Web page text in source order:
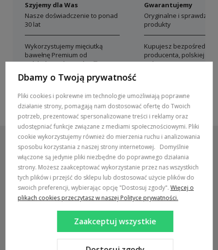
Szyjemy dla Was
Nasze doświadczenie to ponad
30 lat
Wykorzystujemy mięciutką
bawełnę Premium od
polskich producentów
Gwarantujemy
Oryginalne i sprawdzone
produkty
Kupujesz bezpośrednio
producenta, polskiej
Dolce Sonno
POMOC / ZAMÓWIENIA
MARKI
Dbamy o Twoją prywatność
Pliki cookies i pokrewne im technologie umożliwiają poprawne
działanie strony, pomagają nam dostosować ofertę do Twoich
potrzeb, prezentować spersonalizowane treści i reklamy oraz
udostępniać funkcje związane z mediami społecznościowymi. Pliki
cookie wykorzystujemy również do mierzenia ruchu i analizowania
sposobu korzystania z naszej strony internetowej. Domyślnie
włączone są jedynie pliki niezbędne do poprawnego działania
strony. Możesz zaakceptować wykorzystanie przez nas wszystkich
tych plików i przejść do sklepu lub dostosować użycie plików do
swoich preferencji, wybierając opcję "Dostosuj zgody".Więcej o
plikach cookies przeczytasz w naszej Polityce prywatności.
Zaakceptuj wszystkie